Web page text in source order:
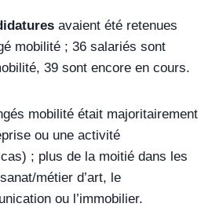
avaient été retenues
mobilité ; 36 salariés sont
39 sont encore en cours.
mobilité était majoritairement
ou une activité
; plus de la moitié dans les
métier d’art, le
ou l’immobilier.